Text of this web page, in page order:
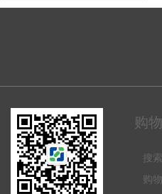
购
搜
购